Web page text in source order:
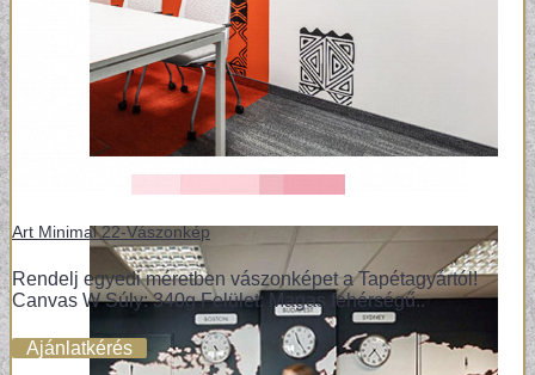
Art Minimal 22-Vászonkép
Rendelj egyedi méretben vászonképet a Tapétagyártól!
Canvas W Súly: 340g Felület: Magas fehérségű..
Ajánlatkérés